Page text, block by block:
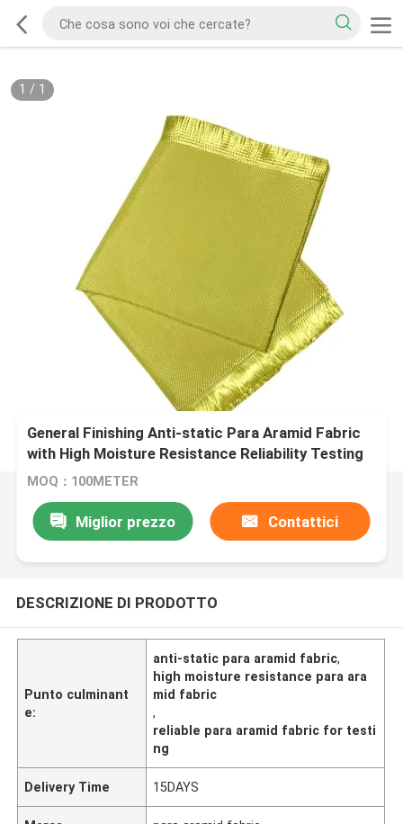
1 / 1
General Finishing Anti-static Para Aramid Fabric
with High Moisture Resistance Reliability Testing
MOQ：100METER
Miglior prezzo Contattici
DESCRIZIONE DI PRODOTTO
Punto culminant
e:
anti-static para aramid fabric,
high moisture resistance para ara
mid fabric
,
reliable para aramid fabric for testi
ng
Delivery Time 15DAYS